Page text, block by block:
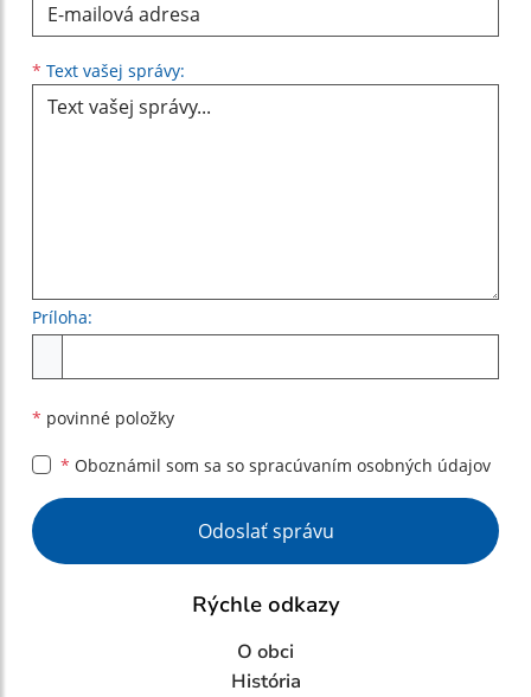
* Text vašej správy:
Príloha:
* povinné položky
* Oboznámil som sa so spracúvaním osobných údajov
Google reCaptcha Response
Odoslať správu
Rýchle odkazy
O obci
História